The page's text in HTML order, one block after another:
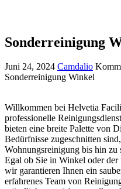
Sonderreinigung
Juni 24, 2024 Camdalio
Sonderreinigung Winkel
Willkommen bei Helvetia
professionelle
bieten eine breite Palette von
Bedürfnisse zugeschnitten
Wohnungsreinigung bis hin zu
Egal ob Sie in Winkel oder der
wir garantieren Ihnen ein
erfahrenes Team von